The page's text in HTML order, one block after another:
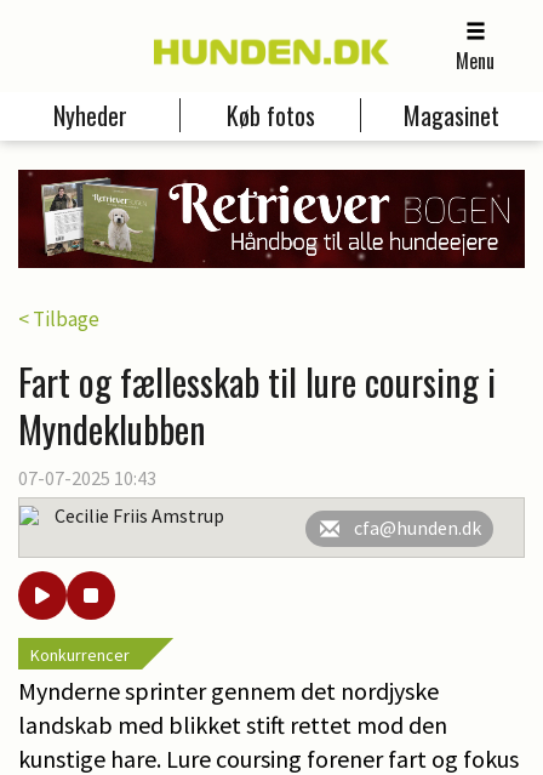
Menu
Nyheder Køb fotos Magasinet
< Tilbage
Fart og fællesskab til lure coursing i
Myndeklubben
07-07-2025 10:43
Cecilie Friis Amstrup
cfa@hunden.dk
Konkurrencer
Mynderne sprinter gennem det nordjyske
landskab med blikket stift rettet mod den
kunstige hare. Lure coursing forener fart og fokus